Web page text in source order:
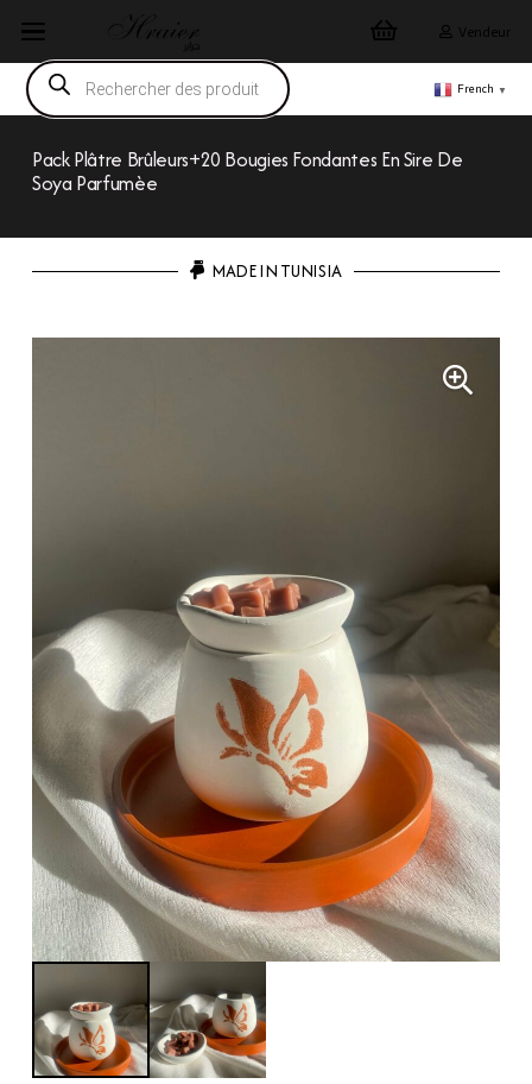
Vendeur
Recherche
de
produits
French ▼
Pack Plâtre Brûleurs+20 Bougies Fondantes En Sire De
Soya Parfumèe
MADE IN TUNISIA